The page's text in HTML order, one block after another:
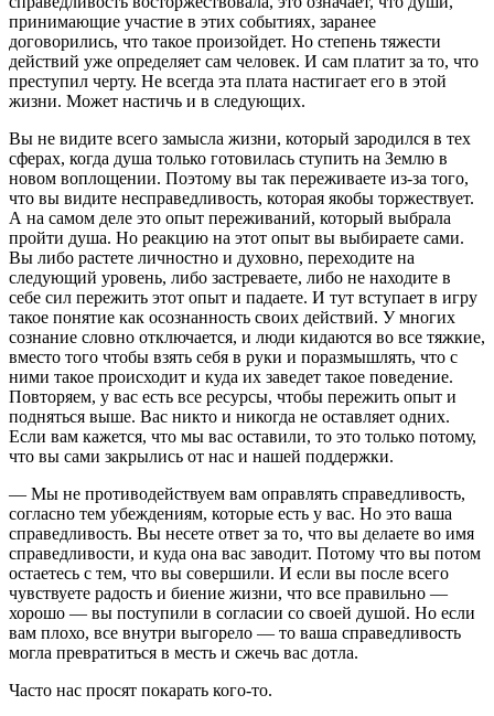
принимающие участие в этих событиях, заранее
договорились, что такое произойдет. Но степень тяжести
действий уже определяет сам человек. И сам платит за то, что
преступил черту. Не всегда эта плата настигает его в этой
жизни. Может настичь и в следующих.
Вы не видите всего замысла жизни, который зародился в тех
сферах, когда душа только готовилась ступить на Землю в
новом воплощении. Поэтому вы так переживаете из-за того,
что вы видите несправедливость, которая якобы торжествует.
А на самом деле это опыт переживаний, который выбрала
пройти душа. Но реакцию на этот опыт вы выбираете сами.
Вы либо растете личностно и духовно, переходите на
следующий уровень, либо застреваете, либо не находите в
себе сил пережить этот опыт и падаете. И тут вступает в игру
такое понятие как осознанность своих действий. У многих
сознание словно отключается, и люди кидаются во все тяжкие,
вместо того чтобы взять себя в руки и поразмышлять, что с
ними такое происходит и куда их заведет такое поведение.
Повторяем, у вас есть все ресурсы, чтобы пережить опыт и
подняться выше. Вас никто и никогда не оставляет одних.
Если вам кажется, что мы вас оставили, то это только потому,
что вы сами закрылись от нас и нашей поддержки.
— Мы не противодействуем вам оправлять справедливость,
согласно тем убеждениям, которые есть у вас. Но это ваша
справедливость. Вы несете ответ за то, что вы делаете во имя
справедливости, и куда она вас заводит. Потому что вы потом
остаетесь с тем, что вы совершили. И если вы после всего
чувствуете радость и биение жизни, что все правильно —
хорошо — вы поступили в согласии со своей душой. Но если
вам плохо, все внутри выгорело — то ваша справедливость
могла превратиться в месть и сжечь вас дотла.
Часто нас просят покарать кого-то.